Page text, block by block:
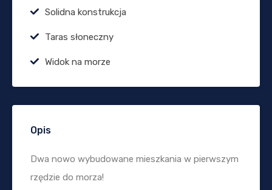
Solidna konstrukcja
Taras słoneczny
Widok na morze
Opis
Dwa nowo wybudowane mieszkania w pierwszym
rzędzie do morza!